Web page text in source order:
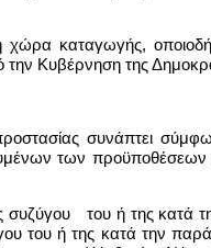
χώρα καταγωγής,
την Κυβέρνηση της
συνάπτει
των προϋποθέσεων
συζύγου του ή της
του ή της κατά την